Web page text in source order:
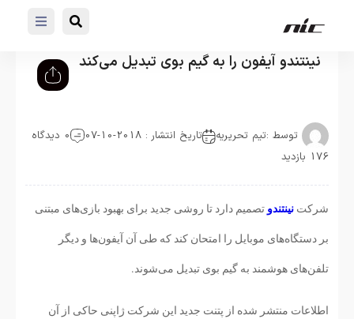
نینتندو آیفون را به گیم بوی تبدیل می‌کند
توسط :تیم تحریریه تاریخ انتشار : 2018-10-07
0 دیدگاه
176 بازدید
شرکت نینتندو تصمیم دارد تا روشی جدید برای بهبود بازی‌های مبتنی
بر دستگاه‌های موبایل را امتحان کند که طی آن آیفون‌ها و دیگر
تلفن‌های هوشمند به گیم بوی تبدیل می‌شوند.
اطلاعات منتشر شده از پتنت جدید این شرکت ژاپنی حاکی از آن